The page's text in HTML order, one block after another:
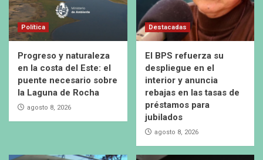
Política
Progreso y naturaleza
en la costa del Este: el
puente necesario sobre
la Laguna de Rocha
agosto 8, 2026
Destacadas
El BPS refuerza su
despliegue en el
interior y anuncia
rebajas en las tasas de
préstamos para
jubilados
agosto 8, 2026